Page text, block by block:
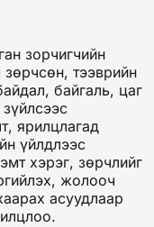
зорчигчийн
тээврийн
байгаль, цаг
ярилцлагад
үйлдлээс
хэрэг, зөрчлийг
жолооч
асуудлаар